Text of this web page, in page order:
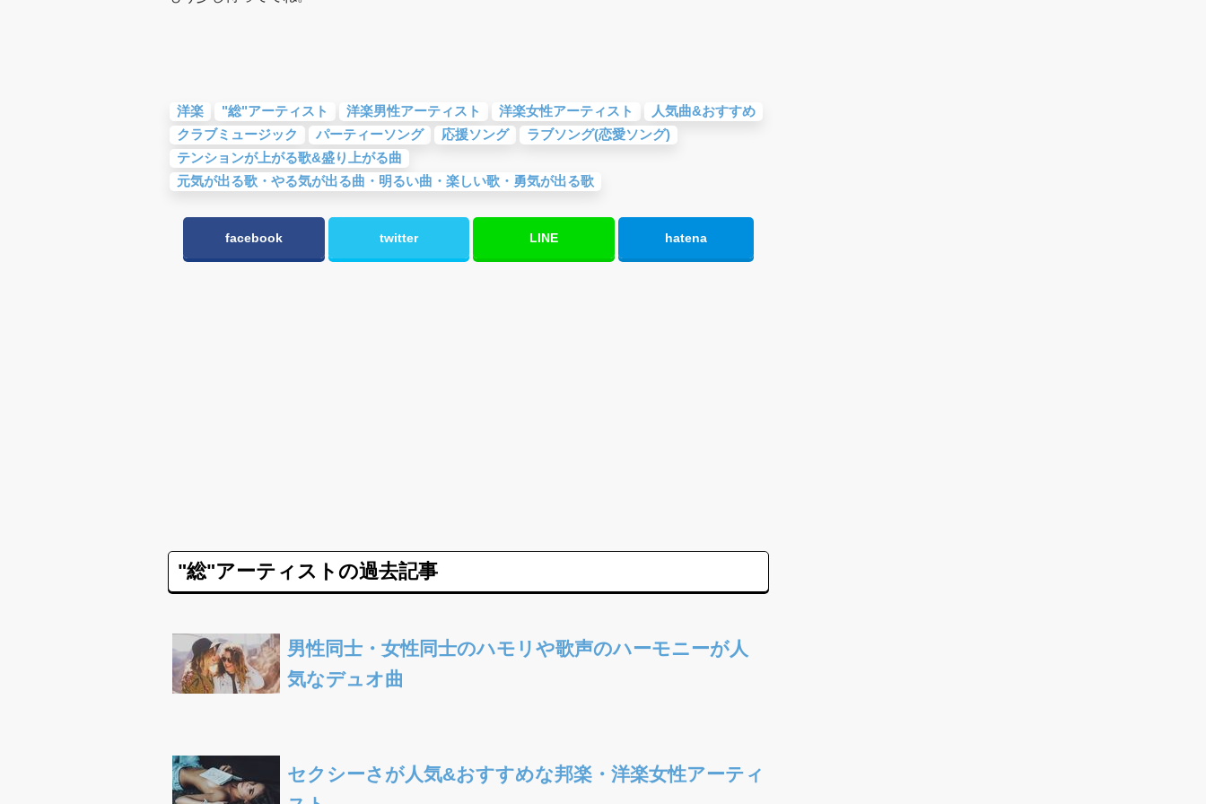
洋楽 "総"アーティスト 洋楽男性アーティスト 洋楽女性アーティスト
人気曲&おすすめ
クラブミュージック
パーティーソング 応援ソング
ラブソング(恋愛ソング)
テンションが上がる歌&盛り上がる曲
元気が出る歌・やる気が出る曲・明るい曲・楽しい歌・勇気が出る歌
facebook twitter LINE hatena
"総"アーティストの過去記事
男性同士・女性同士のハモリや歌声のハーモニーが人
気なデュオ曲
セクシーさが人気&おすすめな邦楽・洋楽女性アーティ